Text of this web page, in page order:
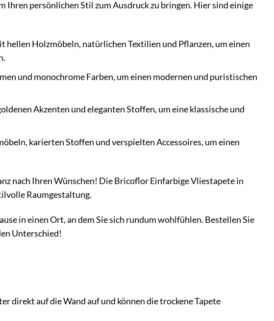
persönlichen Stil zum Ausdruck zu bringen. Hier sind einige
hellen Holzmöbeln, natürlichen Textilien und Pflanzen, um einen
und monochrome Farben, um einen modernen und puristischen
Akzenten und eleganten Stoffen, um eine klassische und
karierten Stoffen und verspielten Accessoires, um einen
nach Ihren Wünschen! Die Bricoflor Einfarbige Vliestapete in
Raumgestaltung.
in einen Ort, an dem Sie sich rundum wohlfühlen. Bestellen Sie
Unterschied!
direkt auf die Wand auf und können die trockene Tapete